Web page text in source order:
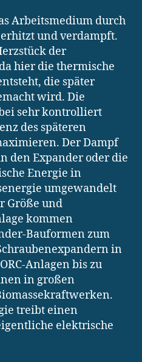
Arbeitsmedium durch
und verdampft.
der
hier die thermische
die später
wird. Die
sehr kontrolliert
des späteren
Der Dampf
den Expander oder die
Energie in
umgewandelt
Größe und
kommen
Bauformen zum
in
Anlagen bis zu
in großen
treibt einen
elektrische